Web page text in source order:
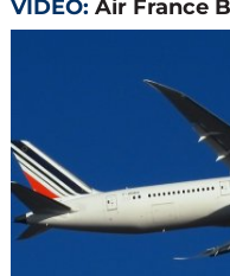
VIDEO:Air France